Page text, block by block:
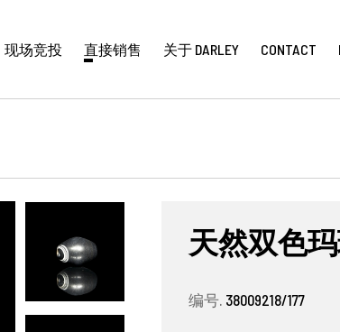
现场竞投 直接销售 关于 DARLEY CONTACT
天然双色
编号. 38009218/177